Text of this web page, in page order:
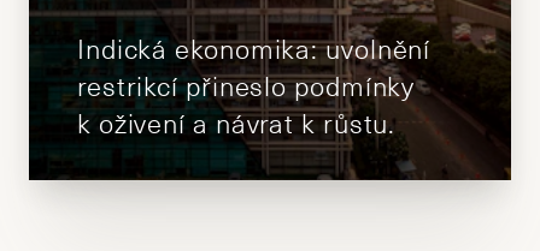
Indická ekonomika: uvolnění
restrikcí přineslo podmínky
k oživení a návrat k růstu.